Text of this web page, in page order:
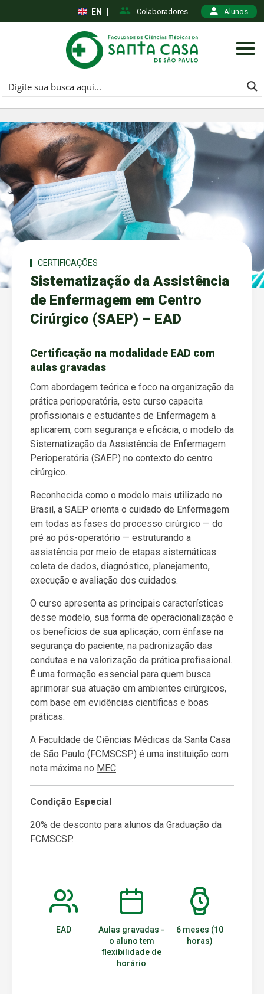
Colaboradores Alunos
EN
CERTIFICAÇÕES
Sistematização da Assistência
de Enfermagem em Centro
Cirúrgico (SAEP) – EAD
Certificação na modalidade EAD com
aulas gravadas
Com abordagem teórica e foco na organização da
prática perioperatória, este curso capacita
profissionais e estudantes de Enfermagem a
aplicarem, com segurança e eficácia, o modelo da
Sistematização da Assistência de Enfermagem
Perioperatória (SAEP) no contexto do centro
cirúrgico.
Reconhecida como o modelo mais utilizado no
Brasil, a SAEP orienta o cuidado de Enfermagem
em todas as fases do processo cirúrgico — do
pré ao pós-operatório — estruturando a
assistência por meio de etapas sistemáticas:
coleta de dados, diagnóstico, planejamento,
execução e avaliação dos cuidados.
O curso apresenta as principais características
desse modelo, sua forma de operacionalização e
os benefícios de sua aplicação, com ênfase na
segurança do paciente, na padronização das
condutas e na valorização da prática profissional.
É uma formação essencial para quem busca
aprimorar sua atuação em ambientes cirúrgicos,
com base em evidências científicas e boas
práticas.
A Faculdade de Ciências Médicas da Santa Casa
de São Paulo (FCMSCSP) é uma instituição com
nota máxima no MEC.
Condição Especial
20% de desconto para alunos da Graduação da
FCMSCSP.
EAD
Aulas gravadas -
o aluno tem
flexibilidade de
horário
6 meses (10
horas)